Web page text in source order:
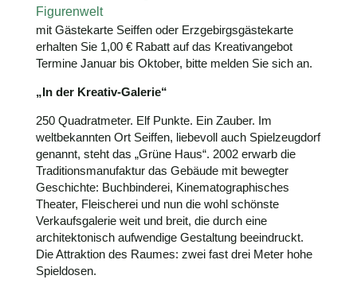
Figurenwelt
mit Gästekarte Seiffen oder Erzgebirgsgästekarte
erhalten Sie 1,00 € Rabatt auf das Kreativangebot
Termine Januar bis Oktober, bitte melden Sie sich an.
„In der Kreativ-Galerie“
250 Quadratmeter. Elf Punkte. Ein Zauber. Im
weltbekannten Ort Seiffen, liebevoll auch Spielzeugdorf
genannt, steht das „Grüne Haus“. 2002 erwarb die
Traditionsmanufaktur das Gebäude mit bewegter
Geschichte: Buchbinderei, Kinematographisches
Theater, Fleischerei und nun die wohl schönste
Verkaufsgalerie weit und breit, die durch eine
architektonisch aufwendige Gestaltung beeindruckt.
Die Attraktion des Raumes: zwei fast drei Meter hohe
Spieldosen.